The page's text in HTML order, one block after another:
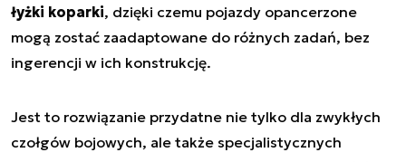
łyżki koparki, dzięki czemu pojazdy opancerzone
mogą zostać zaadaptowane do różnych zadań, bez
ingerencji w ich konstrukcję.
Jest to rozwiązanie przydatne nie tylko dla zwykłych
czołgów bojowych, ale także specjalistycznych